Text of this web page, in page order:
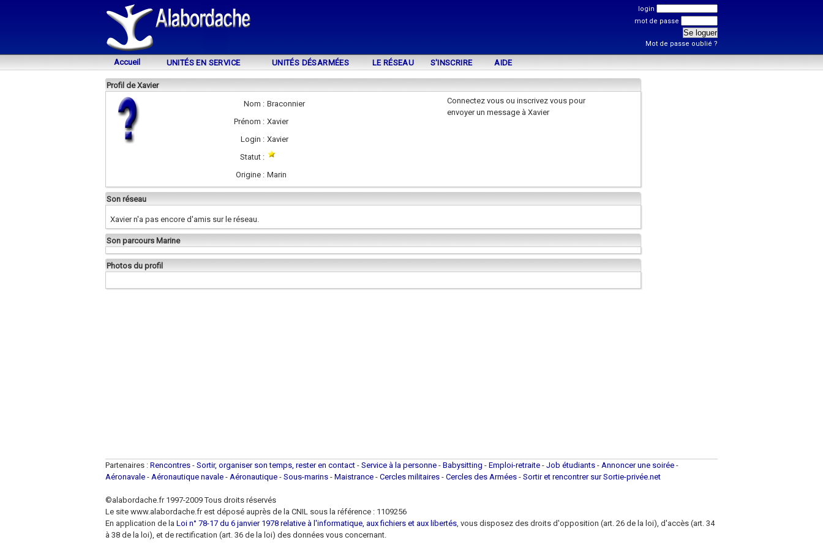
login
mot de passe
Mot de passe oublié ?
Accueil UNITÉS EN SERVICE UNITÉS DÉSARMÉES LE RÉSEAU S'INSCRIRE AIDE
Profil de Xavier
Nom : Braconnier
Prénom : Xavier
Login : Xavier
Statut :
Origine : Marin
Connectez vous ou inscrivez vous pour
envoyer un message à Xavier
Son réseau
Xavier n'a pas encore d'amis sur le réseau.
Son parcours Marine
Photos du profil
Partenaires : Rencontres - Sortir, organiser son temps, rester en contact - Service à la personne - Babysitting - Emploi-retraite - Job étudiants - Annoncer une soirée -
Aéronavale - Aéronautique navale - Aéronautique - Sous-marins - Maistrance - Cercles militaires - Cercles des Armées - Sortir et rencontrer sur Sortie-privée.net
©alabordache.fr 1997-2009 Tous droits réservés
Le site www.alabordache.fr est déposé auprès de la CNIL sous la référence : 1109256
En application de la Loi n° 78-17 du 6 janvier 1978 relative à l'informatique, aux fichiers et aux libertés, vous disposez des droits d'opposition (art. 26 de la loi), d'accès (art. 34
à 38 de la loi), et de rectification (art. 36 de la loi) des données vous concernant.